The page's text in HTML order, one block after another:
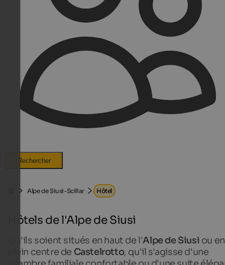
Rechercher
Alpe de Siusi-Sciliar Hôtel
Hôtels de l'Alpe de Siusi
Qu'ils soient situés en haut de l'Alpe de Siusi ou en
plein centre de Castelrotto, qu'il s'agisse d'une